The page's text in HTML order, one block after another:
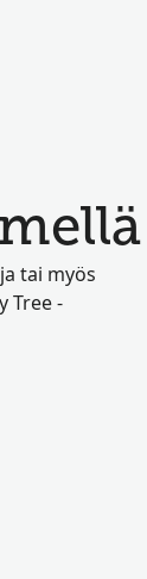
tai myös
Tree -